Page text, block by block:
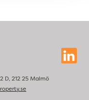
D, 212 25 Malmö